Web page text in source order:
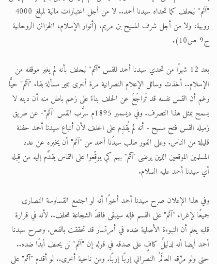
"آثم" ليحلف كما تحداه سيدنا أحمد.. لا من أجل اعتبارات مالية لمبلغ 4000
روبية، ولا من أجل شرف المسيح بن مريم. (أنوار الإسلام، الخزائن الروحانية
ج9 ص10).
بعد 12 شهرًا من تحدي سيدنا أحمد للقس "آثم" ليحلف بأنه لم يغير موقفه من
الإسلام.. أخذت وسائل الإعلام النصرانية مرة أخرى تثير مسألة بقاء "آثم" حيًّا
رغم أن القس نفسه قد تَراجَعَ عن الحلف بناءً على زعم باطل منه أن دينه لا
يسمح بمثل هذا التصرف. وفي ديسمبر 1895م سرَّب القس "آثم"- عن طريق
زميله القس فتح مسيح - أنه لم يُقدِم على الحلف لأن أتباع سيدنا أحمد حفنة
قليلة من الناس. وعلى الفور طلب سيدُنا أحمد من "آثم" أن يخبره عن عدد
المسلمين الموقعين الذين يرضى "آثم" بهم كي يوقِّعوا على التماس يقدَّم إليه من قِبله
أي سيدنا أحمد عليه السلام.
وفي هذا الإعلان صرح سيدنا أحمد أخيرًا أنه لو اجتمع القساوسة النصارى
جميعًا لإغراء "آثم" على القسم فإنه سيبقى فاقدَ الشجاعة للحلف.. لأنه في قرارة
قلبه يعلم أن النبوءة الأصلية ضده في أمرتسار قد تحققت بالفعل. وصرح سيدنا
أحمد أيضا أنه لدليلٌ كافٍ على صدقه في قوله إن "آثم" لن يحلف أبدًا ضده..
حتى ولو مزّقه العالَمُ النصراني إربًا إربًا. ومن ناحية أخرى.. لو أقدم "آثم" على